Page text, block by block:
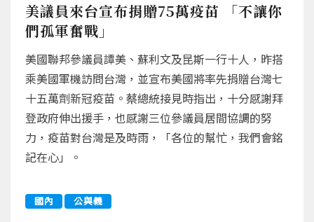
美議員來台宣布捐贈75萬疫苗 「不讓你
們孤軍奮戰」
美國聯邦參議員譚美、蘇利文及昆斯一行十人，昨搭
乘美國軍機訪問台灣，並宣布美國將率先捐贈台灣七
十五萬劑新冠疫苗。蔡總統接見時指出，十分感謝拜
登政府伸出援手，也感謝三位參議員居間協調的努
力，疫苗對台灣是及時雨，「各位的幫忙，我們會銘
記在心」。
國內 公與義